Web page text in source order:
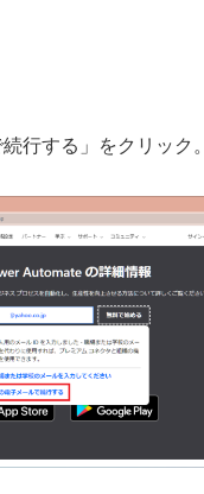
行する」をクリック。